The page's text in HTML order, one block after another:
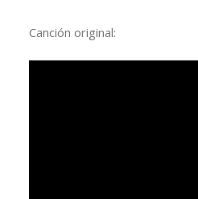
Canción original: